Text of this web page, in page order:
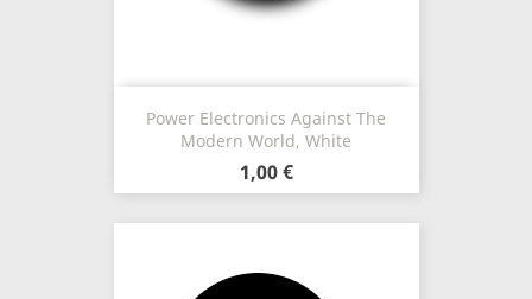
Power Electronics Against The
Modern World, White
1,00 €